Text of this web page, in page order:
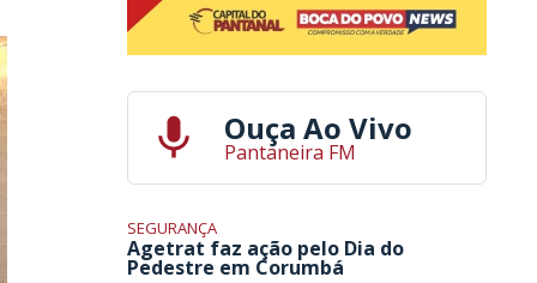
Ouça Ao Vivo
Pantaneira FM
SEGURANÇA
Agetrat faz ação pelo Dia do
Pedestre em Corumbá